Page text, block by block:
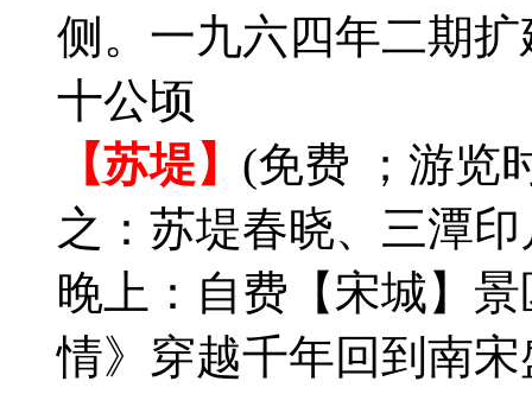
侧。一九六四年二期
十公顷
【苏堤】 (免费 ；游览
之：苏堤春晓、三潭印
晚上：自费【宋城】
情》穿越千年回到南